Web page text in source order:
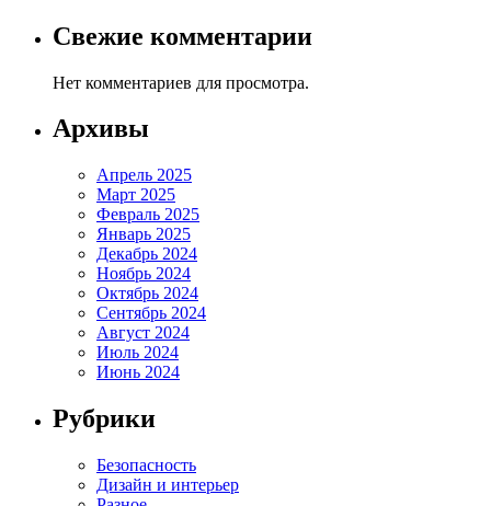
Свежие комментарии
Нет комментариев для просмотра.
Архивы
Апрель 2025
Март 2025
Февраль 2025
Январь 2025
Декабрь 2024
Ноябрь 2024
Октябрь 2024
Сентябрь 2024
Август 2024
Июль 2024
Июнь 2024
Рубрики
Безопасность
Дизайн и интерьер